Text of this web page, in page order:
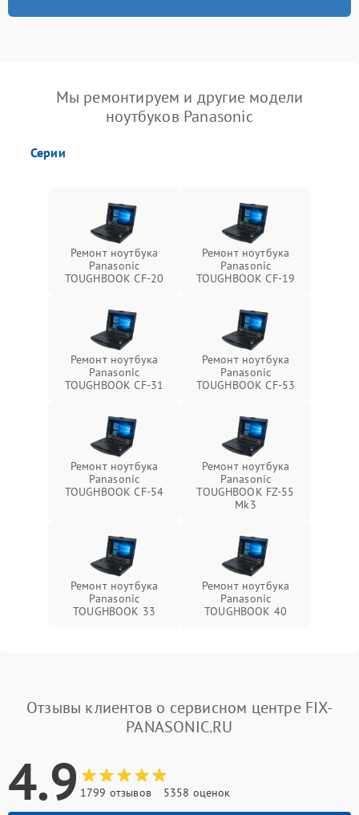
Мы ремонтируем и другие модели
ноутбуков Panasonic
Серии
Ремонт ноутбука
Panasonic
TOUGHBOOK CF-20
Ремонт ноутбука
Panasonic
TOUGHBOOK CF-19
Ремонт ноутбука
Panasonic
TOUGHBOOK CF-31
Ремонт ноутбука
Panasonic
TOUGHBOOK CF-53
Ремонт ноутбука
Panasonic
TOUGHBOOK CF-54
Ремонт ноутбука
Panasonic
TOUGHBOOK FZ-55
Mk3
Ремонт ноутбука
Panasonic
TOUGHBOOK 33
Ремонт ноутбука
Panasonic
TOUGHBOOK 40
Отзывы клиентов о сервисном центре FIX-
PANASONIC.RU
4.9 1799 отзывов 5358 оценок